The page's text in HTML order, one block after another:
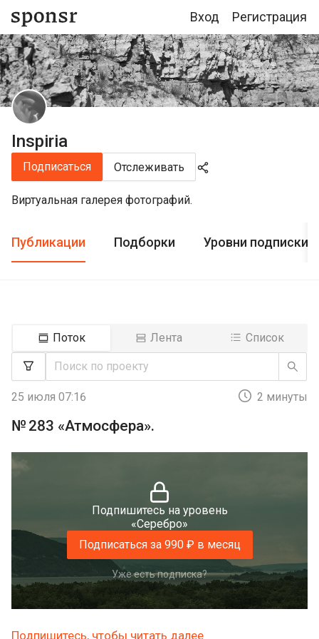
Вход Регистрация
Inspiria
Подписаться Отслеживать
Виртуальная галерея фотографий.
Публикации Подборки Уровни подписки
Поток Лента Список
25 июля 07:16 2 минуты
№ 283 «Атмосфера».
Подпишитесь на уровень
«Серебро»
Подписаться за 990 ₽ в месяц
Уже есть подписка?
Подпишитесь, чтобы читать далее